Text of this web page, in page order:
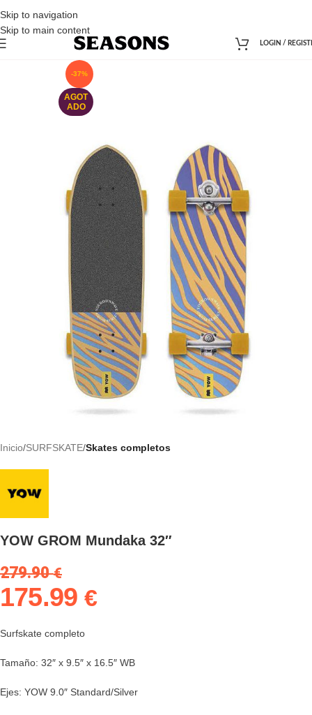
Skip to navigation
Skip to main content
LOGIN /
-37%
AGOT
ADO
Inicio SURFSKATE Skates completos
YOW GROM Mundaka 32″
279.90€
175.99€
Surfskate completo
Tamaño: 32″ x 9.5″ x 16.5″ WB
Ejes: YOW 9.0″ Standard/Silver